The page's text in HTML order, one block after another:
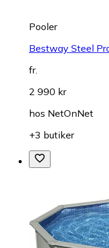
Pooler
Bestway Steel
fr.
2 990 kr
hos NetOnNet
+3 butiker